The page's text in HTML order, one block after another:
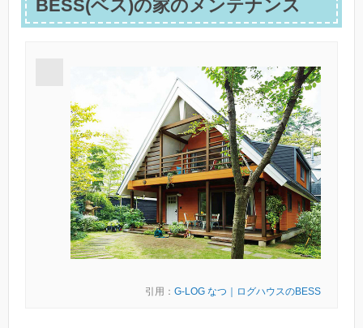
BESS(ベス)の家のメンテナンス
引用： G-LOG なつ｜ログハウスのBESS